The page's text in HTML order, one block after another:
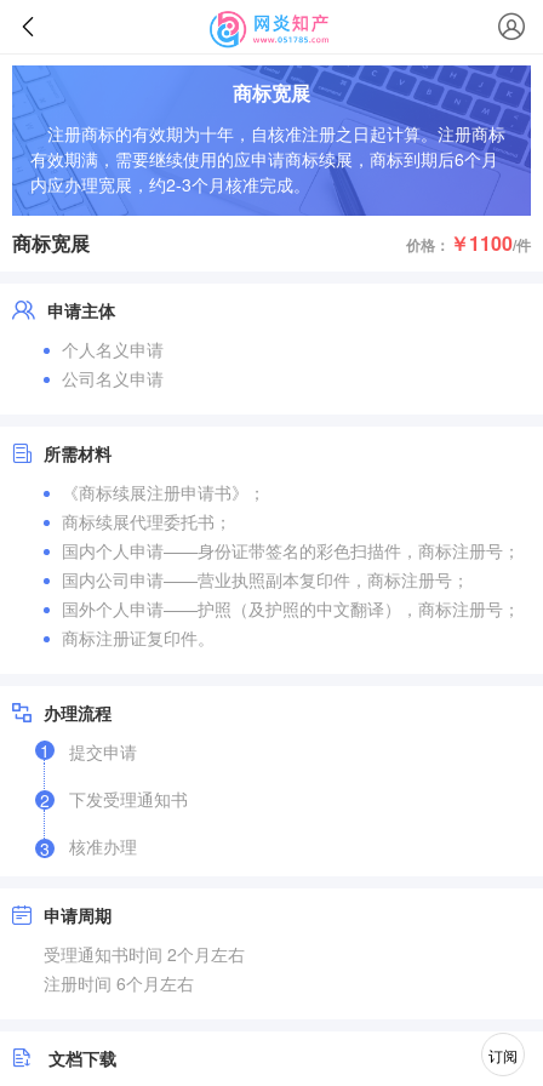
商标宽展
注册商标的有效期为十年，自核准注册之日起计算。注册商标
有效期满，需要继续使用的应申请商标续展，商标到期后6个月
内应办理宽展，约2-3个月核准完成。
商标宽展 价格： ￥1100/件
申请主体
个人名义申请
公司名义申请
所需材料
《商标续展注册申请书》；
商标续展代理委托书；
国内个人申请——身份证带签名的彩色扫描件，商标注册号；
国内公司申请——营业执照副本复印件，商标注册号；
国外个人申请——护照（及护照的中文翻译），商标注册号；
商标注册证复印件。
办理流程
1
提交申请
2
下发受理通知书
3 核准办理
申请周期
受理通知书时间 2个月左右
注册时间 6个月左右
文档下载
订阅